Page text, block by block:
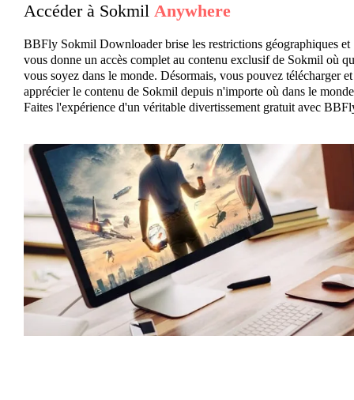
Accéder à Sokmil Anywhere
BBFly Sokmil Downloader brise les restrictions géographiques et
vous donne un accès complet au contenu exclusif de Sokmil où
vous soyez dans le monde. Désormais, vous pouvez télécharger et
apprécier le contenu de Sokmil depuis n'importe où dans le
Faites l'expérience d'un véritable divertissement gratuit avec